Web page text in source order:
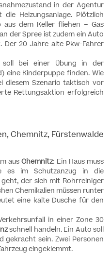
in der Agentur
Heizungsanlage. Plötzlich
dem Keller fliehen – Gas
der Spree ist zudem ein Auto
Der 20 Jahre alte Pkw-Fahrer
soll bei einer Übung in der
eine Kinderpuppe finden. Wie
diesem Szenario taktisch vor
Rettungsaktion erfolgreich
Chemnitz, Fürstenwalde
ausChemnitz: Ein Haus muss
es im Schutzanzug in die
der sich mit Rohrreiniger
Chemikalien müssen runter
eine kalte Dusche für den
in einer Zone 30
schnell handeln. Ein Auto soll
gekracht sein. Zwei Personen
eingeklemmt.